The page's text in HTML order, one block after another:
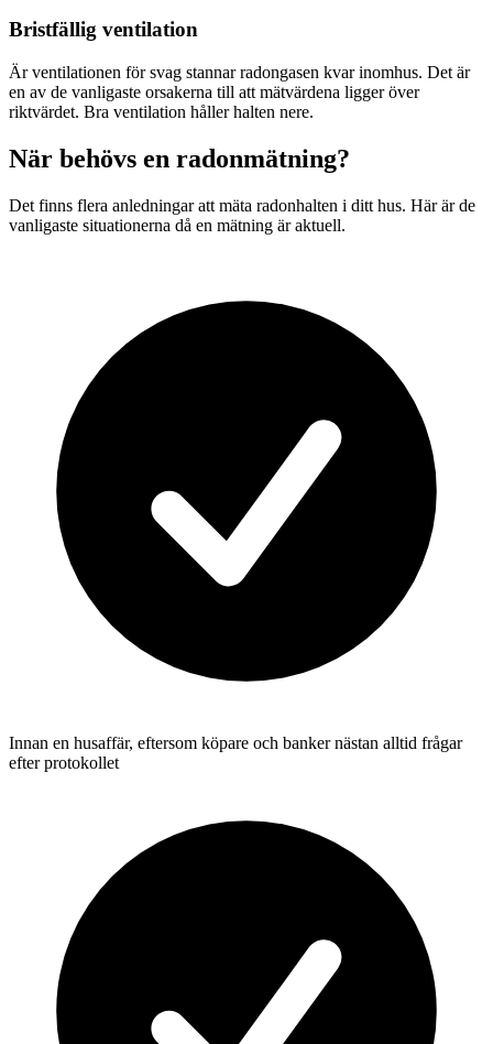
Bristfällig ventilation
Är ventilationen för svag stannar radongasen kvar inomhus. Det är
en av de vanligaste orsakerna till att mätvärdena ligger över
riktvärdet. Bra ventilation håller halten nere.
När behövs en radonmätning?
Det finns flera anledningar att mäta radonhalten i ditt hus. Här är de
vanligaste situationerna då en mätning är aktuell.
Innan en husaffär, eftersom köpare och banker nästan alltid frågar
efter protokollet